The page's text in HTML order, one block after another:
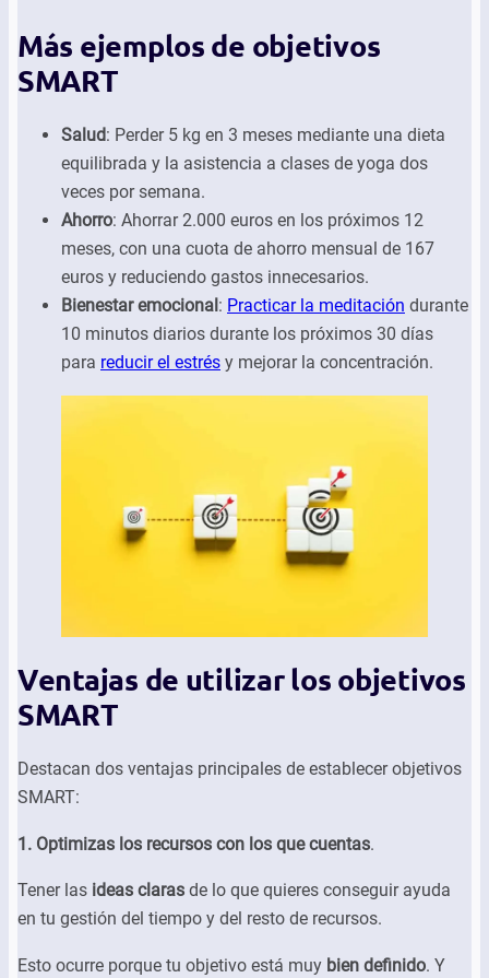
Más ejemplos de objetivos
SMART
Salud: Perder 5 kg en 3 meses mediante una dieta
equilibrada y la asistencia a clases de yoga dos
veces por semana.
Ahorro: Ahorrar 2.000 euros en los próximos 12
meses, con una cuota de ahorro mensual de 167
euros y reduciendo gastos innecesarios.
Bienestar emocional : Practicar la meditación durante
10 minutos diarios durante los próximos 30 días
para reducir el estrés y mejorar la concentración.
Ventajas de utilizar los objetivos
SMART
Destacan dos ventajas principales de establecer objetivos
SMART:
1. Optimizas los recursos con los que cuentas.
Tener las ideas claras de lo que quieres conseguir ayuda
en tu gestión del tiempo y del resto de recursos.
Esto ocurre porque tu objetivo está muy bien definido. Y